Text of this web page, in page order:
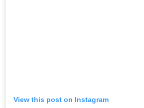
View this post on Instagram